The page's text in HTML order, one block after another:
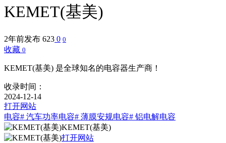
KEMET(基美)
2年前发布 623 0 0
收藏 0
KEMET(基美) 是全球知名的电容器生产商！
收录时间：
2024-12-14
打开网站
电容# 汽车功率电容# 薄膜安规电容# 铝电解电容
KEMET(基美)
打开网站